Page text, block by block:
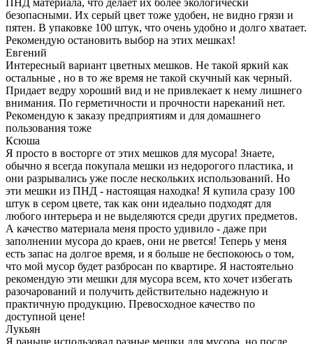
безопасными. Их серый цвет тоже удобен, не видно грязи и
пятен. В упаковке 100 штук, что очень удобно и долго хватает.
Рекомендую остановить выбор на этих мешках!
Евгений
Интересный вариант цветных мешков. Не такой яркий как
остальные , но в то же время не такой скучный как черный.
Придает ведру хороший вид и не привлекает к нему лишнего
внимания. По герметичности и прочности нареканий нет.
Рекомендую к заказу предприятиям и для домашнего
пользования тоже
Ксюша
Я просто в восторге от этих мешков для мусора! Знаете,
обычно я всегда покупала мешки из недорогого пластика, и
они разрывались уже после нескольких использований. Но
эти мешки из ПНД - настоящая находка! Я купила сразу 100
штук в сером цвете, так как они идеально подходят для
любого интерьера и не выделяются среди других предметов.
А качество материала меня просто удивило - даже при
заполнении мусора до краев, они не рвется! Теперь у меня
есть запас на долгое время, и я больше не беспокоюсь о том,
что мой мусор будет разбросан по квартире. Я настоятельно
рекомендую эти мешки для мусора всем, кто хочет избегать
разочарований и получить действительно надежную и
практичную продукцию. Превосходное качество по
доступной цене!
Лукьян
Я раньше использовал разные мешки для мусора, но после